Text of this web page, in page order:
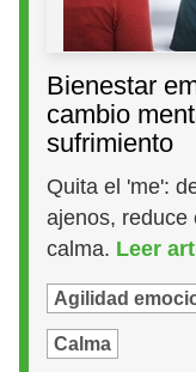
Bienestar
cambio
sufrimiento
Quita el 'me':
ajenos, reduce
calma. Leer
Agilidad
Calma